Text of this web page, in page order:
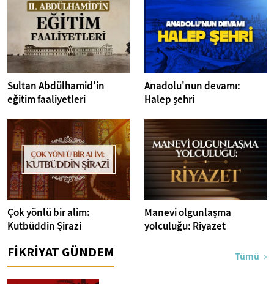
Sultan Abdülhamid'in
eğitim faaliyetleri
Anadolu'nun devamı:
Halep şehri
Çok yönlü bir alim:
Kutbüddin Şirazi
Manevi olgunlaşma
yolculuğu: Riyazet
FİKRİYAT GÜNDEM Tümü